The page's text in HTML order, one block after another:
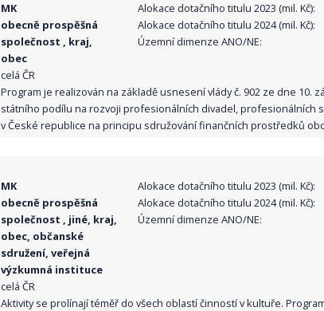
MK
obecně prospěšná
společnost , kraj,
obec
Alokace dotačního titulu 2023 (mil. Kč):
Alokace dotačního titulu 2024 (mil. Kč):
Územní dimenze ANO/NE:
celá ČR
Program je realizován na základě usnesení vlády č. 902 ze dne 10.
státního podílu na rozvoji profesionálních divadel, profesionálních
v České republice na principu sdružování finančních prostředků
MK
obecně prospěšná
společnost , jiné, kraj,
obec, občanské
sdružení, veřejná
výzkumná instituce
Alokace dotačního titulu 2023 (mil. Kč):
Alokace dotačního titulu 2024 (mil. Kč):
Územní dimenze ANO/NE:
celá ČR
Aktivity se prolínají téměř do všech oblastí činností v kultuře.